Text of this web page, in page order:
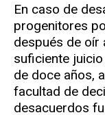
En caso de
progenitores
después de oír
suficiente
de doce años,
facultad de
desacuerdos